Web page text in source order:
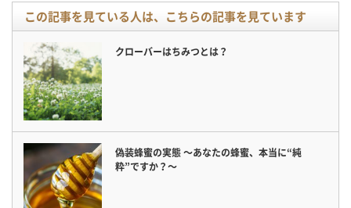
この記事を見ている人は、こちらの記事を見ています
クローバーはちみつとは？
偽装蜂蜜の実態 〜あなたの蜂蜜、本当に“純
粋”ですか？〜